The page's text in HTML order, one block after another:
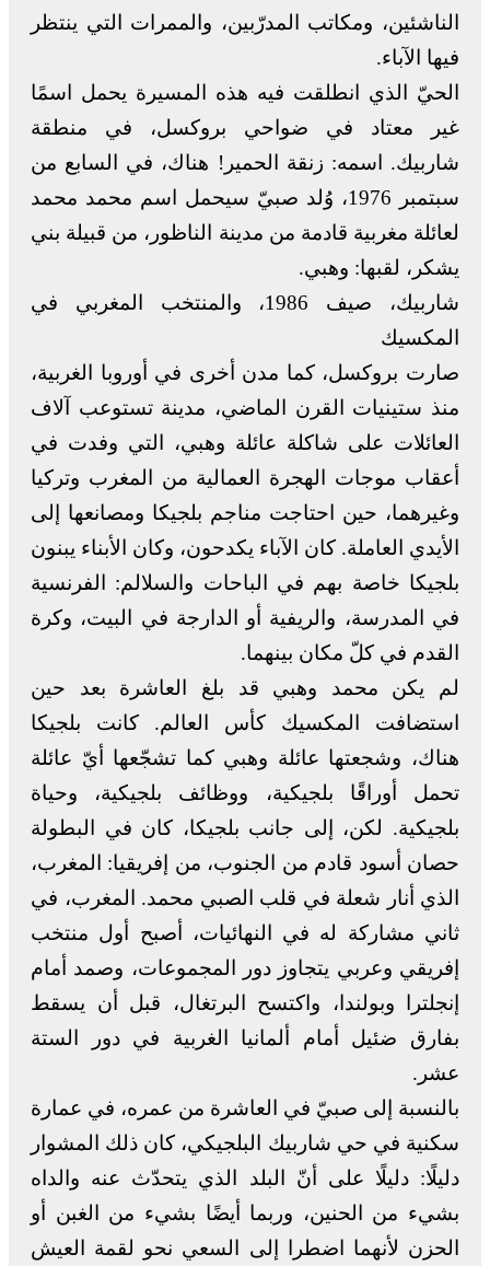
الناشئين، ومكاتب المدرّبين، والممرات التي ينتظر
فيها الآباء.
الحيّ الذي انطلقت فيه هذه المسيرة يحمل اسمًا
غير معتاد في ضواحي بروكسل، في منطقة
شاربيك. اسمه: زنقة الحمير! هناك، في السابع من
سبتمبر 1976، وُلد صبيّ سيحمل اسم محمد محمد
لعائلة مغربية قادمة من مدينة الناظور، من قبيلة بني
يشكر، لقبها: وهبي.
شاربيك، صيف 1986، والمنتخب المغربي في
المكسيك
صارت بروكسل، كما مدن أخرى في أوروبا الغربية،
منذ ستينيات القرن الماضي، مدينة تستوعب آلاف
العائلات على شاكلة عائلة وهبي، التي وفدت في
أعقاب موجات الهجرة العمالية من المغرب وتركيا
وغيرهما، حين احتاجت مناجم بلجيكا ومصانعها إلى
الأيدي العاملة. كان الآباء يكدحون، وكان الأبناء يبنون
بلجيكا خاصة بهم في الباحات والسلالم: الفرنسية
في المدرسة، والريفية أو الدارجة في البيت، وكرة
القدم في كلّ مكان بينهما.
لم يكن محمد وهبي قد بلغ العاشرة بعد حين
استضافت المكسيك كأس العالم. كانت بلجيكا
هناك، وشجعتها عائلة وهبي كما تشجّعها أيّ عائلة
تحمل أوراقًا بلجيكية، ووظائف بلجيكية، وحياة
بلجيكية. لكن، إلى جانب بلجيكا، كان في البطولة
حصان أسود قادم من الجنوب، من إفريقيا: المغرب،
الذي أنار شعلة في قلب الصبي محمد. المغرب، في
ثاني مشاركة له في النهائيات، أصبح أول منتخب
إفريقي وعربي يتجاوز دور المجموعات، وصمد أمام
إنجلترا وبولندا، واكتسح البرتغال، قبل أن يسقط
بفارق ضئيل أمام ألمانيا الغربية في دور الستة
عشر.
بالنسبة إلى صبيّ في العاشرة من عمره، في عمارة
سكنية في حي شاربيك البلجيكي، كان ذلك المشوار
دليلًا: دليلًا على أنّ البلد الذي يتحدّث عنه والداه
بشيء من الحنين، وربما أيضًا بشيء من الغبن أو
الحزن لأنهما اضطرا إلى السعي نحو لقمة العيش